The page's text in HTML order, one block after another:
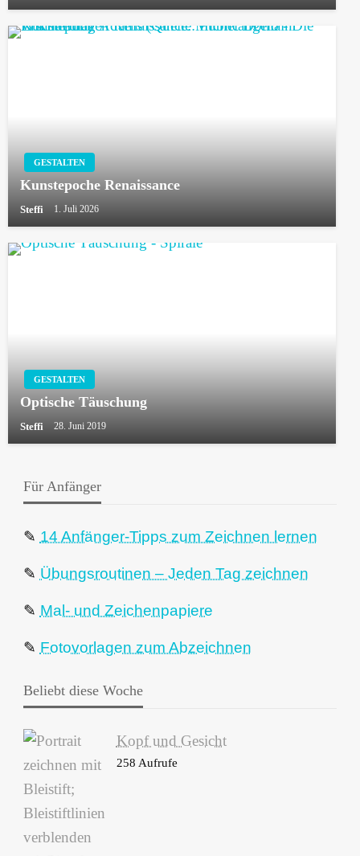
GESTALTEN
Kunstepoche Renaissance
Steffi 1. Juli 2026
GESTALTEN
Optische Täuschung
Steffi 28. Juni 2019
Für Anfänger
✎ 14 Anfänger-Tipps zum Zeichnen lernen
✎ Übungsroutinen – Jeden Tag zeichnen
✎ Mal- und Zeichenpapiere
✎ Fotovorlagen zum Abzeichnen
Beliebt diese Woche
Kopf und Gesicht
258 Aufrufe